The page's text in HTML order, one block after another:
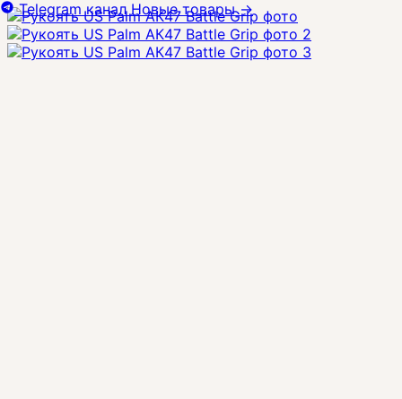
Telegram канал Новые товары→